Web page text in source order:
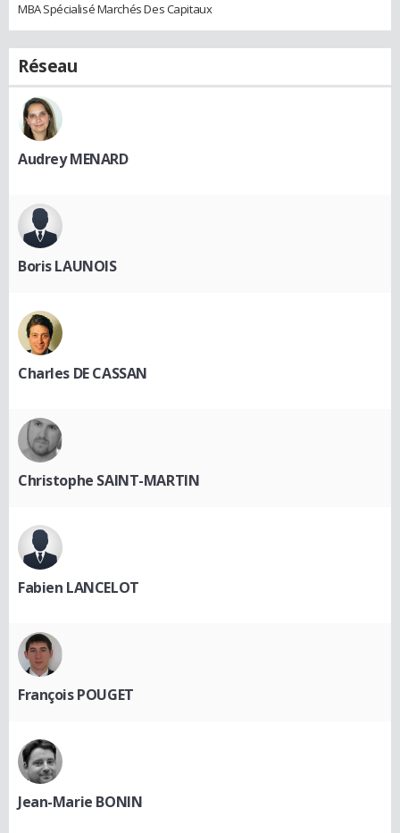
MBA Spécialisé Marchés Des Capitaux
Réseau
Audrey MENARD
Boris LAUNOIS
Charles DE CASSAN
Christophe SAINT-MARTIN
Fabien LANCELOT
François POUGET
Jean-Marie BONIN